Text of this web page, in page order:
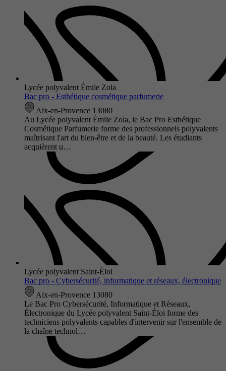
Lycée polyvalent Émile Zola
Bac pro - Esthétique cosmétique parfumerie
Aix-en-Provence 13080
Au Lycée polyvalent Émile Zola, le Bac Pro Esthétique
Cosmétique Parfumerie forme des professionnels polyvalents
maîtrisant l'art du bien-être et de la beauté. Les étudiants
acquièrent u…
Lycée polyvalent Saint-Éloi
Bac pro - Cybersécurité, informatique et réseaux, électronique
Aix-en-Provence 13080
Le Bac Pro Cybersécurité, Informatique et Réseaux,
Électronique du Lycée polyvalent Saint-Éloi forme des
techniciens polyvalents capables d'intervenir sur l'ensemble de
la chaîne technol…